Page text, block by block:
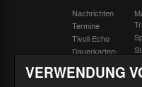
Nachrichten
Termine
Tivoli Echo
Dauerkarten-
Radiostream
VERWENDUNG